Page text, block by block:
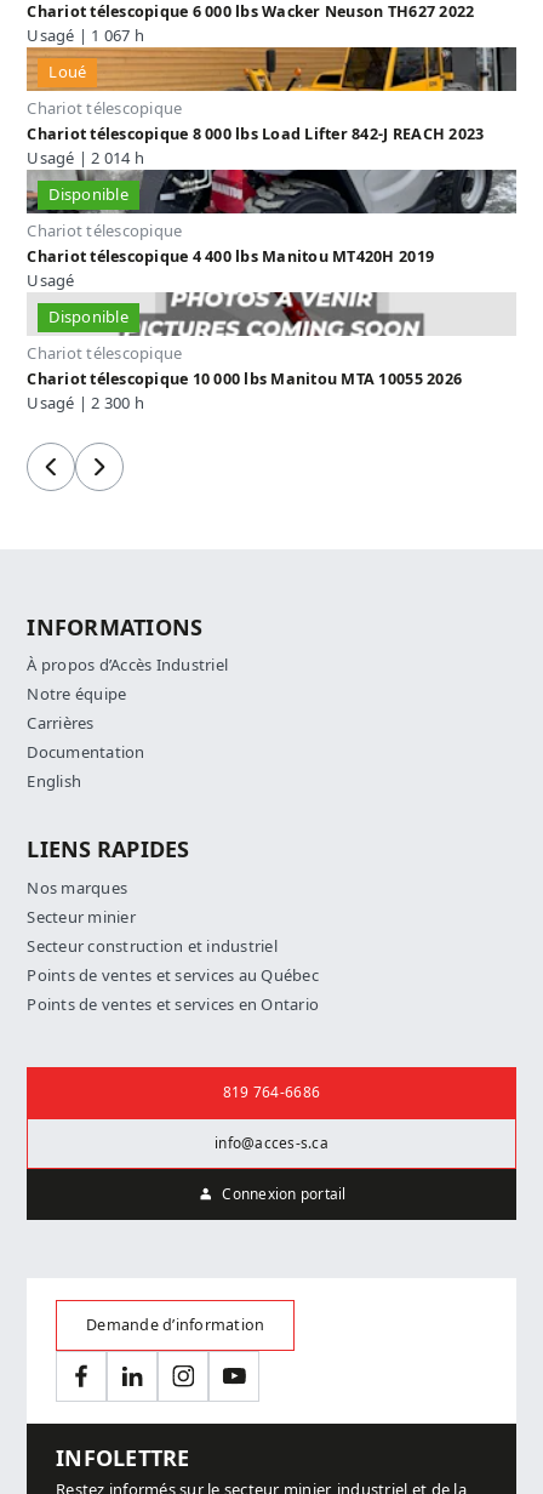
Chariot télescopique 6 000 lbs Wacker Neuson TH627 2022
Usagé | 1 067 h
Loué
Chariot télescopique
Chariot télescopique 8 000 lbs Load Lifter 842-J REACH 2023
Usagé | 2 014 h
Disponible
Chariot télescopique
Chariot télescopique 4 400 lbs Manitou MT420H 2019
Usagé
Disponible
Chariot télescopique
Chariot télescopique 10 000 lbs Manitou MTA 10055 2026
Usagé | 2 300 h
PrécédentSuivant
INFORMATIONS
À propos d’Accès Industriel
Notre équipe
Carrières
Documentation
English
LIENS RAPIDES
Nos marques
Secteur minier
Secteur construction et industriel
Points de ventes et services au Québec
Points de ventes et services en Ontario
819 764-6686
info@acces-s.ca
Connexion portail
Demande d’information
FacebookLinkedInInstagramYouTube
INFOLETTRE
Restez informés sur le secteur minier, industriel et de la